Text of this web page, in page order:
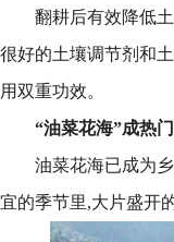
翻耕后有效降低
很好的土壤调节剂和
用双重功效。
“油菜花海”成热
油菜花海已成为
宜的季节里,大片盛开